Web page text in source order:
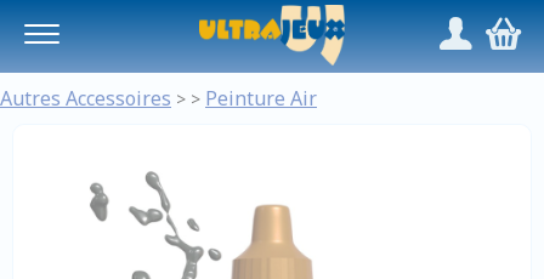
/,
Autres Accessoires > > Peinture Air